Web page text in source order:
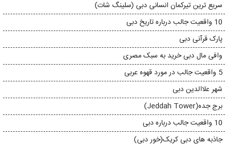
سریع ترین تیرکمان انسانی دبی (سلینگ شات)
10 واقعیت جالب درباره تاریخ دبی
پارک قرآنی دبی
وافی مال دبی خرید به سبک مصری
5 واقعیت جالب در مورد قهوه عربی
شهر علاالدین دبی
برج جده(Jeddah Tower)
10 واقعیت جالب درباره دبی
جاذبه های دبی کریک(خور دبی)